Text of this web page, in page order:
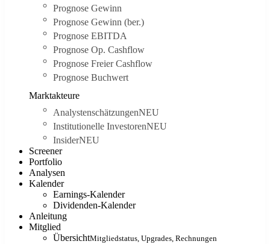
Prognose Gewinn
Prognose Gewinn (ber.)
Prognose EBITDA
Prognose Op. Cashflow
Prognose Freier Cashflow
Prognose Buchwert
Marktakteure
AnalystenschätzungenNEU
Institutionelle InvestorenNEU
InsiderNEU
Screener
Portfolio
Analysen
Kalender
Earnings-Kalender
Dividenden-Kalender
Anleitung
Mitglied
ÜbersichtMitgliedstatus, Upgrades, Rechnungen